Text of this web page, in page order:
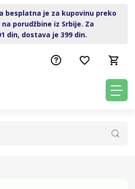
besplatna je za kupovinu preko
na porudžbine iz Srbije. Za
din, dostava je 399 din.